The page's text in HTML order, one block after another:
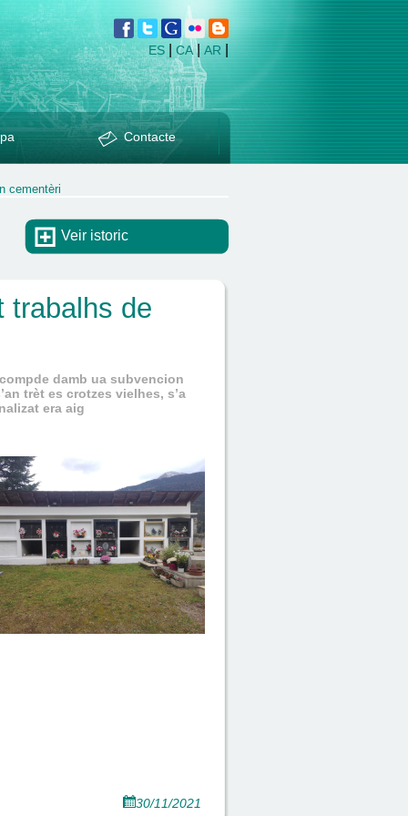
ES CA | AR
Contacte
cementèri
Veir istoric
trabalhs de
damb ua subvencion
trèt es crotzes vielhes, s’a
era aig
30/11/2021